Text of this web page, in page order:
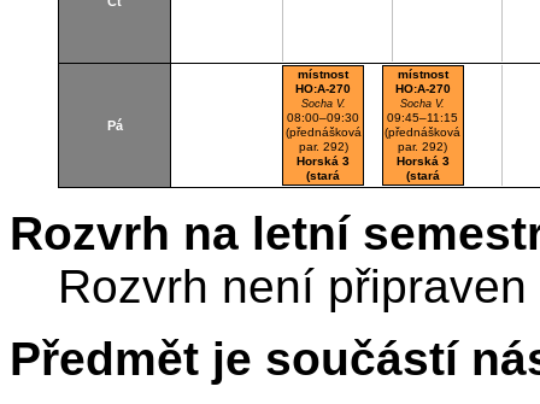
Pá
místnost
HO:A-270
Socha V.
08:00–09:30
(přednášková
par. 292)
Horská 3
(stará
budova)
Počítačová
učebna
místnost
HO:A-270
Socha V.
09:45–11:15
(přednášková
par. 292)
Horská 3
(stará
budova)
učebna
Rozvrh na letní
Rozvrh není připraven
Předmět je součástí